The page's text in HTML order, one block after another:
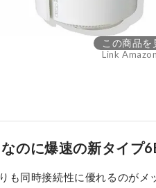
この商品を
Link Amazon
のに爆速の新タイプ
も同時接続性に優れるのが